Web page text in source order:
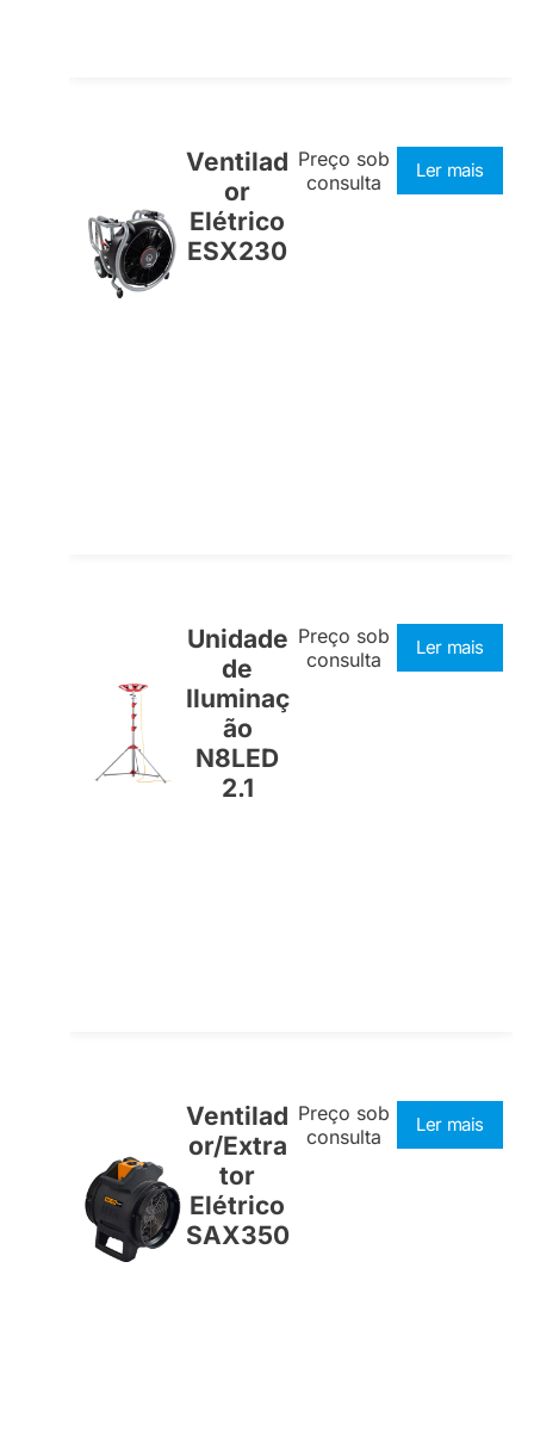
Ventilad
or
Elétrico
ESX230
Preço sob
consulta
Ler mais
Unidade
de
Iluminaç
ão
N8LED
2.1
Preço sob
consulta
Ler mais
Ventilad
or/Extra
tor
Elétrico
SAX350
Preço sob
consulta
Ler mais